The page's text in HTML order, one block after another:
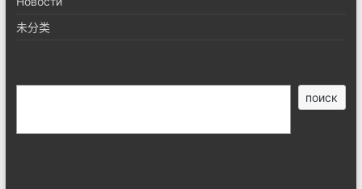
未分类
поиск